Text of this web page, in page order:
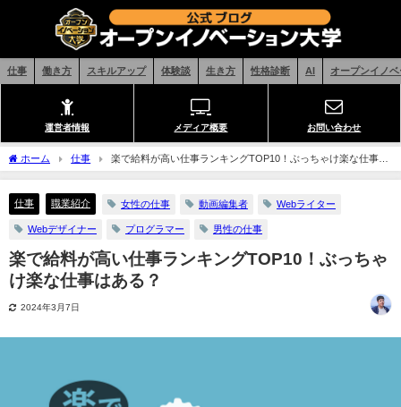
仕事 働き方 スキルアップ 体験談 生き方 性格診断 AI オープンイノ
運営者情報 メディア概要 お問い合わせ
ホーム 仕事
楽で給料が高い仕事ランキングTOP10！ぶっちゃけ楽な仕事は
ある？
仕事 職業紹介 女性の仕事 動画編集者 Webライター
Webデザイナー プログラマー 男性の仕事
楽で給料が高い仕事ランキングTOP10！ぶっちゃ
け楽な仕事はある？
2024年3月7日